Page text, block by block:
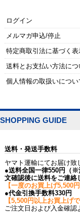
ログイン
メルマガ申込/停止
特定商取引法に基づく表
送料とお支払い方法につ
個人情報の取扱いについ
SHOPPING GUIDE
送料・発送手数料
ヤマト運輸にてお届け致
●送料全国一律550円（※
文確認後に送料をご連絡
【一度のお買上げ5,500
●代金引換手数料330円
【5,500円以上お買上げ
ご注文日および入金確認